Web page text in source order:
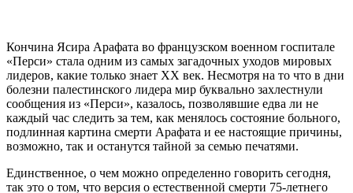
Кончина Ясира Арафата во французском военном госпитале
«Перси» стала одним из самых загадочных уходов мировых
лидеров, какие только знает ХХ век. Несмотря на то что в дни
болезни палестинского лидера мир буквально захлестнули
сообщения из «Перси», казалось, позволявшие едва ли не
каждый час следить за тем, как менялось состояние больного,
подлинная картина смерти Арафата и ее настоящие причины,
возможно, так и останутся тайной за семью печатями.
Единственное, о чем можно определенно говорить сегодня,
так это о том, что версия о естественной смерти 75-летнего